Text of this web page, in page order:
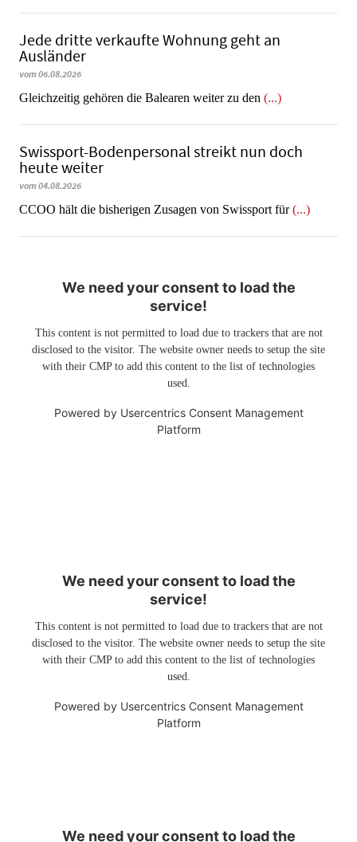
Jede dritte verkaufte Wohnung geht an
Ausländer
vom 06.08.2026
Gleichzeitig gehören die Balearen weiter zu den (...)
Swissport-Bodenpersonal streikt nun doch
heute weiter
vom 04.08.2026
CCOO hält die bisherigen Zusagen von Swissport für(...)
We need your consent to load the
service!
This content is not permitted to load due to trackers that are not
disclosed to the visitor. The website owner needs to setup the site
with their CMP to add this content to the list of technologies
used.
Powered by Usercentrics Consent Management
Platform
We need your consent to load the
service!
This content is not permitted to load due to trackers that are not
disclosed to the visitor. The website owner needs to setup the site
with their CMP to add this content to the list of technologies
used.
Powered by Usercentrics Consent Management
Platform
We need your consent to load the